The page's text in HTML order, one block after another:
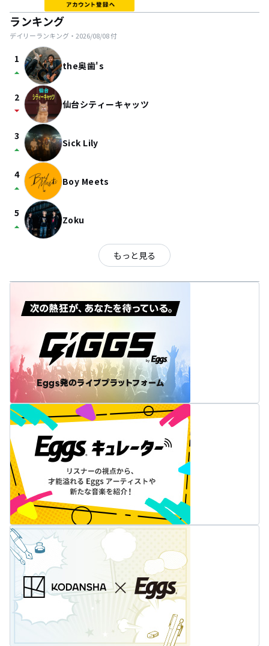
ランキング
デイリーランキング・ 2026/08/08付
1
arrow_drop_up the奥歯's
2
arrow_drop_down 仙台シティーキャッツ
3
arrow_drop_up Sick Lily
4
arrow_drop_up Boy Meets
5
arrow_drop_up Zoku
もっと見る